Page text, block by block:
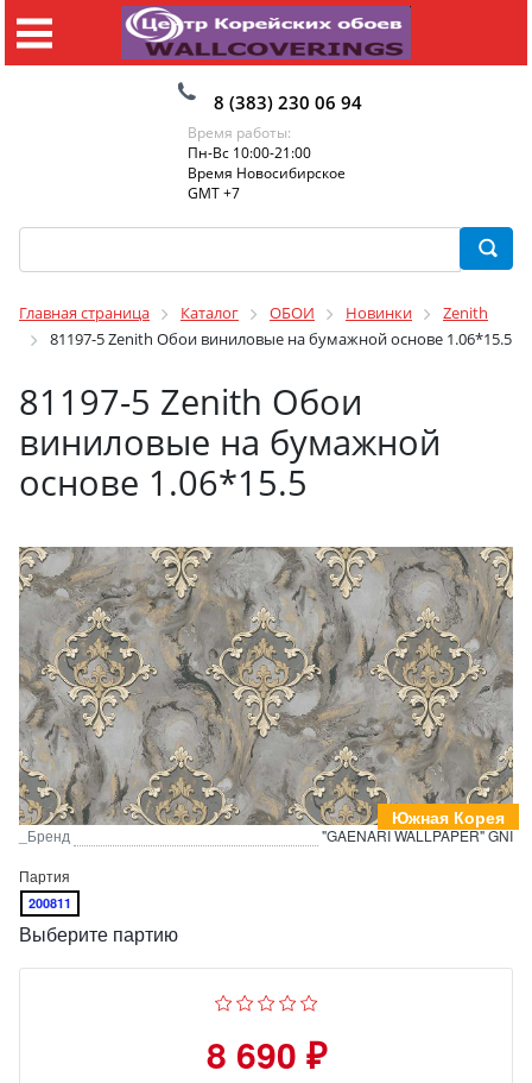
8 (383) 230 06 94
Время работы:
Пн-Вс 10:00-21:00
Время Новосибирское
GMT +7
Главная страница Каталог ОБОИ Новинки
Zenith
81197-5 Zenith Обои виниловые на бумажной основе 1.06*15.5
81197-5 Zenith Обои
виниловые на бумажной
основе 1.06*15.5
Южная Корея
_Бренд
"GAENARI WALLPAPER" GNI
Партия
200811
Выберите партию
8 690 ₽